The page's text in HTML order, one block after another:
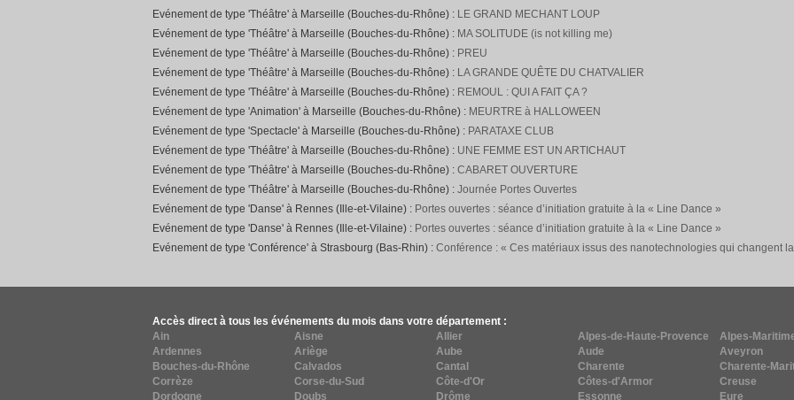
Evénement de type 'Théâtre' à Marseille (Bouches-du-Rhône) : LE GRAND MECHANT LOUP
Evénement de type 'Théâtre' à Marseille (Bouches-du-Rhône) : MA SOLITUDE (is not killing me)
Evénement de type 'Théâtre' à Marseille (Bouches-du-Rhône) : PREU
Evénement de type 'Théâtre' à Marseille (Bouches-du-Rhône) : LA GRANDE QUÊTE DU CHATVALIER
Evénement de type 'Théâtre' à Marseille (Bouches-du-Rhône) : REMOUL : QUI A FAIT ÇA ?
Evénement de type 'Animation' à Marseille (Bouches-du-Rhône) : MEURTRE à HALLOWEEN
Evénement de type 'Spectacle' à Marseille (Bouches-du-Rhône) : PARATAXE CLUB
Evénement de type 'Théâtre' à Marseille (Bouches-du-Rhône) : UNE FEMME EST UN ARTICHAUT
Evénement de type 'Théâtre' à Marseille (Bouches-du-Rhône) : CABARET OUVERTURE
Evénement de type 'Théâtre' à Marseille (Bouches-du-Rhône) : Journée Portes Ouvertes
Evénement de type 'Danse' à Rennes (Ille-et-Vilaine) : Portes ouvertes : séance d’initiation gratuite à la « Line Dance »
Evénement de type 'Danse' à Rennes (Ille-et-Vilaine) : Portes ouvertes : séance d’initiation gratuite à la « Line Dance »
Evénement de type 'Conférence' à Strasbourg (Bas-Rhin) : Conférence : « Ces matériaux issus des nanotechnologies qui changent
Accès direct à tous les événements du mois dans votre département :
Ain
Aisne Allier Alpes-de-Haute-Provence Alpes-
Ardennes
Ariège Aube Aude Aveyron
Bouches-du-Rhône
Calvados Cantal Charente Charente-
Corrèze
Corse-du-Sud Côte-d'Or Côtes-d'Armor Creuse
Dordogne
Doubs Drôme Essonne Eure